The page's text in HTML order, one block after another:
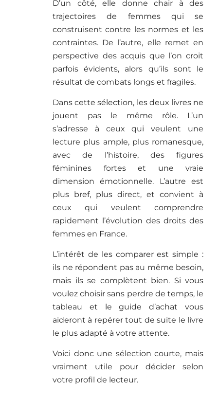
D’un côté, elle donne chair à des
trajectoires de femmes qui se
construisent contre les normes et les
contraintes. De l’autre, elle remet en
perspective des acquis que l’on croit
parfois évidents, alors qu’ils sont le
résultat de combats longs et fragiles.
Dans cette sélection, les deux livres ne
jouent pas le même rôle. L’un
s’adresse à ceux qui veulent une
lecture plus ample, plus romanesque,
avec de l’histoire, des figures
féminines fortes et une vraie
dimension émotionnelle. L’autre est
plus bref, plus direct, et convient à
ceux qui veulent comprendre
rapidement l’évolution des droits des
femmes en France.
L’intérêt de les comparer est simple :
ils ne répondent pas au même besoin,
mais ils se complètent bien. Si vous
voulez choisir sans perdre de temps, le
tableau et le guide d’achat vous
aideront à repérer tout de suite le livre
le plus adapté à votre attente.
Voici donc une sélection courte, mais
vraiment utile pour décider selon
votre profil de lecteur.